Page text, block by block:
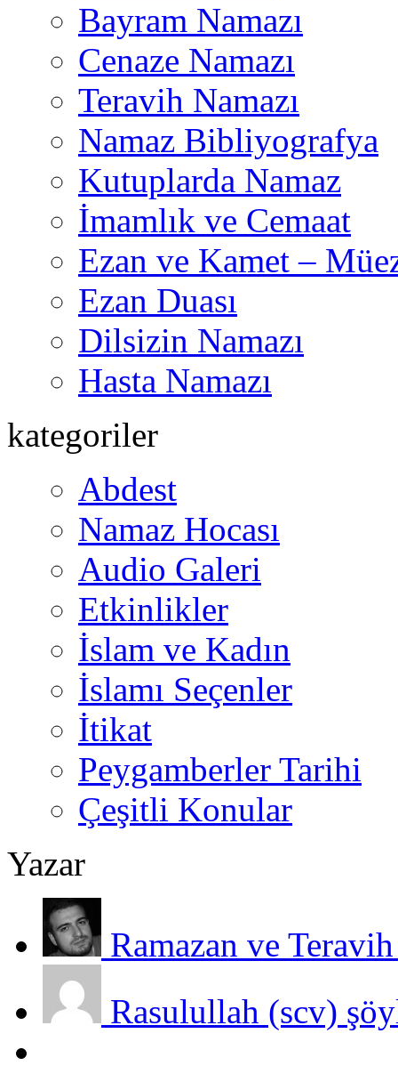
Bayram Namazı
Cenaze Namazı
Teravih Namazı
Namaz Bibliyografya
Kutuplarda Namaz
İmamlık ve Cemaat
Ezan ve Kamet –
Ezan Duası
Dilsizin Namazı
Hasta Namazı
kategoriler
Abdest
Namaz Hocası
Audio Galeri
Etkinlikler
İslam ve Kadın
İslamı Seçenler
İtikat
Peygamberler Tarihi
Çeşitli Konular
Yazar
Ramazan ve
Rasulullah (scv)